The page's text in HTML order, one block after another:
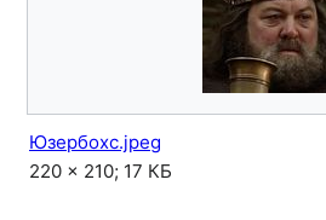
Юзербохс.jpeg
220 × 210; 17 КБ